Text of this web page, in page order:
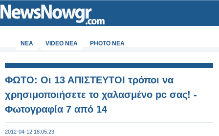
ΝΕΑ VIDEO NEA PHOTO NEA
ΦΩΤΟ: Οι 13 ΑΠΙΣΤΕΥΤΟΙ τρόποι να
χρησιμοποιήσετε το χαλασμένο pc σας! -
Φωτογραφία 7 από 14
2012-04-12 18:05:23